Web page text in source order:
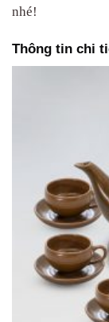
nhé!
Thông tin chi